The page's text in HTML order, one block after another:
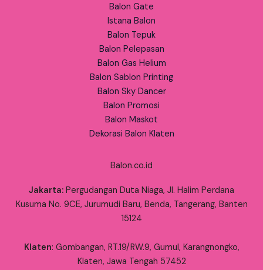
Balon Gate
Istana Balon
Balon Tepuk
Balon Pelepasan
Balon Gas Helium
Balon Sablon Printing
Balon Sky Dancer
Balon Promosi
Balon Maskot
Dekorasi Balon Klaten
Balon.co.id
Jakarta: Pergudangan Duta Niaga, Jl. Halim Perdana
Kusuma No. 9CE, Jurumudi Baru, Benda, Tangerang, Banten
15124
Klaten: Gombangan, RT.19/RW.9, Gumul, Karangnongko,
Klaten, Jawa Tengah 57452